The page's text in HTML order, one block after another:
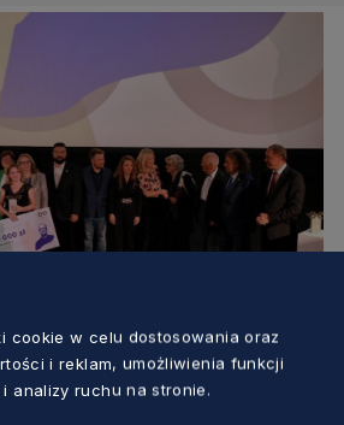
wręczone.
cookie w celu dostosowania oraz
i reklam, umożliwienia funkcji
analizy ruchu na stronie.